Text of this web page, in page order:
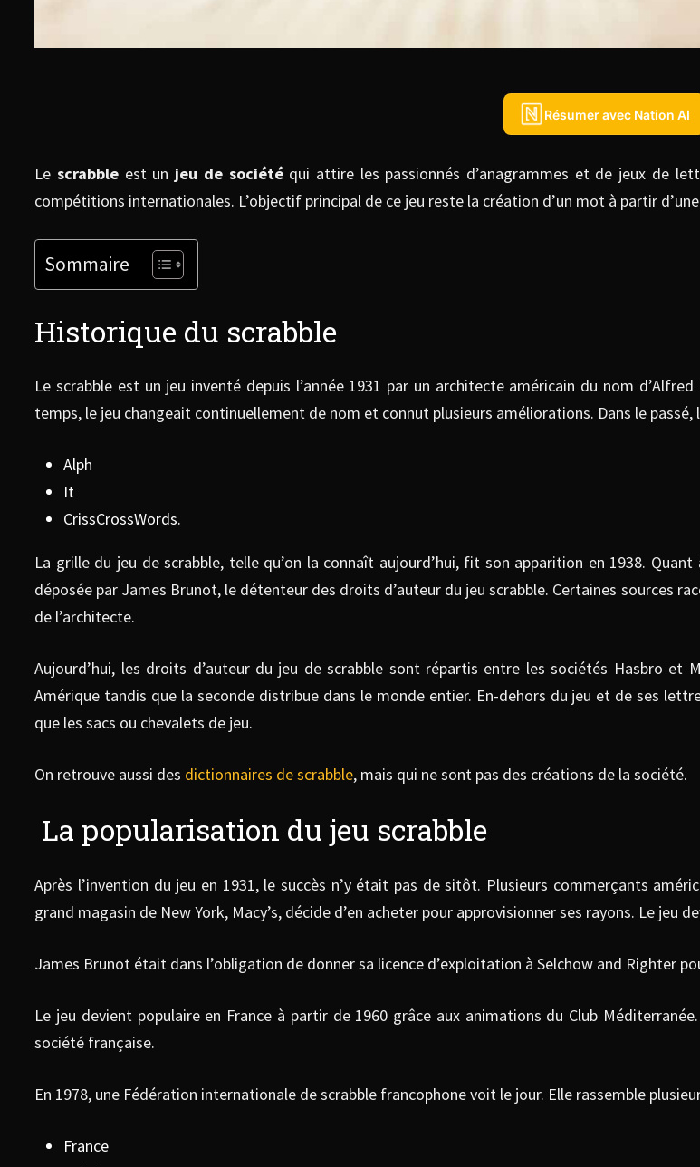
Résumer avec Nation AI
Lescrabble est un jeu de sociétéqui attire les passionnés d’anagrammes et de jeux de
compétitions internationales. L’objectif principal de ce jeu reste la création d’un mot à partir
Sommaire
Historique du scrabble
Le scrabble est un jeu inventé depuis l’année 1931 par un architecte américain du nom
temps, le jeu changeait continuellement de nom et connut plusieurs améliorations. Dans le passé,
Alph
It
CrissCrossWords.
La grille du jeu de scrabble, telle qu’on la connaît aujourd’hui, fit son apparition en 1938.
déposée par James Brunot, le détenteur des droits d’auteur du jeu scrabble. Certaines sources
de l’architecte.
Aujourd’hui, les droits d’auteur du jeu de scrabble sont répartis entre les sociétés Hasbro
Amérique tandis que la seconde distribue dans le monde entier. En-dehors du jeu et de ses
que les sacs ou chevalets de jeu.
On retrouve aussi des dictionnaires de scrabble, mais qui ne sont pas des créations de la société.
La popularisation du jeu scrabble
Après l’invention du jeu en 1931, le succès n’y était pas de sitôt. Plusieurs commerçants
grand magasin de New York, Macy’s, décide d’en acheter pour approvisionner ses rayons. Le jeu
James Brunot était dans l’obligation de donner sa licence d’exploitation à Selchow and Righter
Le jeu devient populaire en France à partir de 1960 grâce aux animations du Club
société française.
En 1978, une Fédération internationale de scrabble francophone voit le jour. Elle rassemble
France